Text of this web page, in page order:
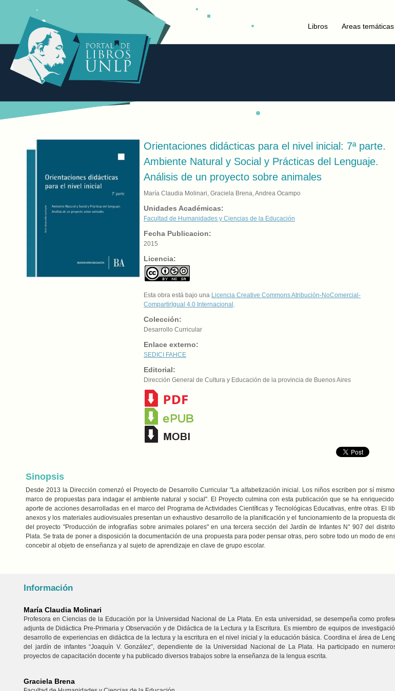
Libros Areas temáticas
Orientaciones didácticas para el nivel inicial: 7ª parte.
Ambiente Natural y Social y Prácticas del Lenguaje.
Análisis de un proyecto sobre animales
María Claudia Molinari, Graciela Brena, Andrea Ocampo
Unidades Académicas:
Facultad de Humanidades y Ciencias de la Educación
Fecha Publicacion:
2015
Licencia:
Esta obra está bajo una Licencia Creative Commons Atribución-NoComercial-
CompartirIgual 4.0 Internacional .
Colección:
Desarrollo Curricular
Enlace externo:
SEDICI FAHCE
Editorial:
Dirección General de Cultura y Educación de la provincia de Buenos Aires
Sinopsis
Desde 2013 la Dirección comenzó el Proyecto de Desarrollo Curricular "La alfabetización inicial. Los niños escriben por sí
marco de propuestas para indagar el ambiente natural y social". El Proyecto culmina con esta publicación que se ha enriquecido
aporte de acciones desarrolladas en el marco del Programa de Actividades Científicas y Tecnológicas Educativas, entre otras. El
anexos y los materiales audiovisuales presentan un exhaustivo desarrollo de la planificación y el funcionamiento de la propuesta
del proyecto "Producción de infografías sobre animales polares" en una tercera sección del Jardín de Infantes N° 907 del
Plata. Se trata de poner a disposición la documentación de una propuesta para poder pensar otras, pero sobre todo un modo de
concebir al objeto de enseñanza y al sujeto de aprendizaje en clave de grupo escolar.
Información
María Claudia Molinari
Profesora en Ciencias de la Educación por la Universidad Nacional de La Plata. En esta universidad, se desempeña como
adjunta de Didáctica Pre-Primaria y Observación y de Didáctica de la Lectura y la Escritura. Es miembro de equipos de
desarrollo de experiencias en didáctica de la lectura y la escritura en el nivel inicial y la educación básica. Coordina el área de
del jardín de infantes “Joaquín V. González”, dependiente de la Universidad Nacional de La Plata. Ha participado en
proyectos de capacitación docente y ha publicado diversos trabajos sobre la enseñanza de la lengua escrita.
Graciela Brena